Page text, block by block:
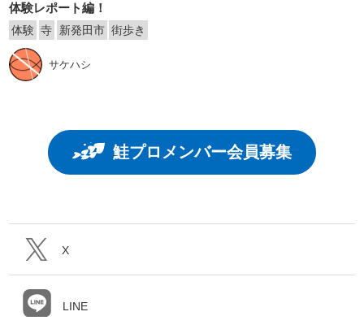
体験レポート編！
体験 寺 新発田市 街歩き
サケハシ
鮭プロメンバー会員募集
X
LINE